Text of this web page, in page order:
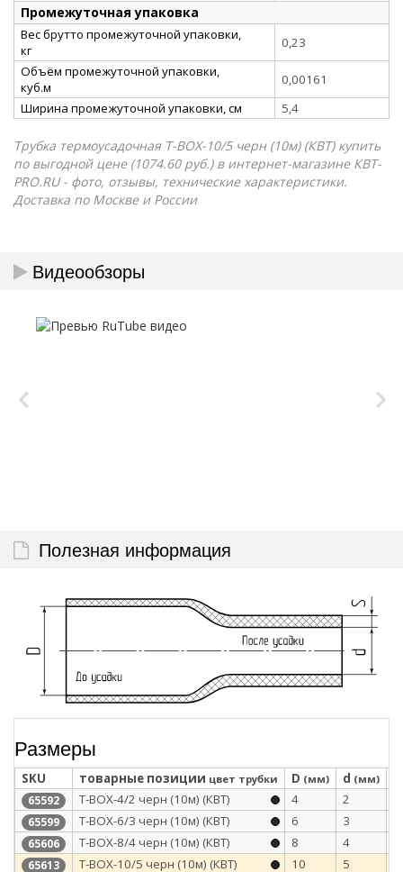
Промежуточная упаковка
Вес брутто промежуточной упаковки,
кг
0,23
Объём промежуточной упаковки,
куб.м
0,00161
Ширина промежуточной упаковки, см
5,4
Трубка термоусадочная Т-BOX-10/5 черн (10м) (КВТ) купить
по выгодной цене (1074.60 руб.) в интернет-магазине КВТ-
PRO.RU - фото, отзывы, технические характеристики.
Доставка по Москве и России
Видеообзоры
Полезная информация
Размеры
SKU товарные позиции цвет трубки D (мм) d (мм)
65592 Т-BOX-4/2 черн (10м) (КВТ) 4 2
65599 Т-BOX-6/3 черн (10м) (КВТ) 6 3
65606 Т-BOX-8/4 черн (10м) (КВТ) 8 4
65613 Т-BOX-10/5 черн (10м) (КВТ) 10 5